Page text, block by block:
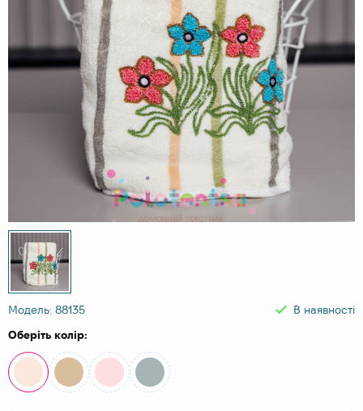
Модель: 88135
В наявності
Оберіть колір: